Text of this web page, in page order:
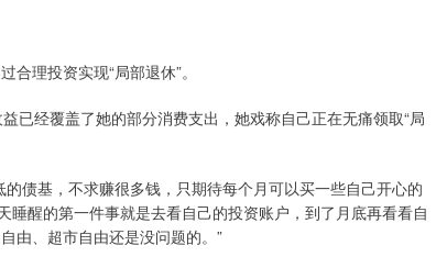
理投资实现“局部退休”。
已经覆盖了她的部分消费支出，她戏称自己正在无痛领取“局
债基，不求赚很多钱，只期待每个月可以买一些自己开心的
睡醒的第一件事就是去看自己的投资账户，到了月底再看看自
由、超市自由还是没问题的。”